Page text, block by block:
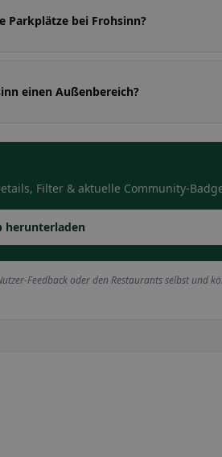
Parkplätze bei Frohsinn?
einen Außenbereich?
Filter & aktuelle Community-
herunterladen
Feedback oder den Restaurants selbst und